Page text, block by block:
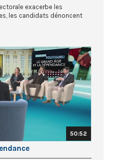
exacerbe les
les candidats dénoncent
50:52